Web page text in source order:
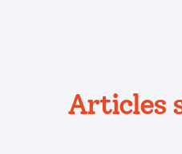
Articles